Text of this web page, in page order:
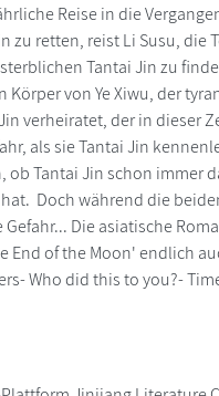
Reise in die
retten, reist Li Susu, die
Tantai Jin zu
von Ye Xiwu, der
verheiratet, der in dieser
als sie Tantai Jin
ob Tantai Jin schon
Doch während die
Die asiatische
of the Moon' endlich
Who did this to you?-